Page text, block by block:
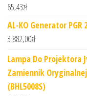
65,43zł
AL-KO Generator PGR
3 882,00zł
Lampa Do Projektora
Zamiennik
(BHL5008S)